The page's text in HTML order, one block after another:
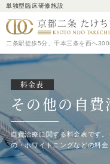
単独型臨床研修施設
二条駅徒歩5分、千本三条を西へ
料金表
その他の自費
自費治療に関する料金表です。
の・ホワイトニングなどの料金